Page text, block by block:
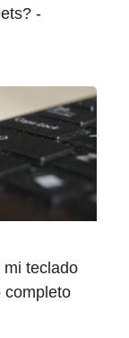
-
teclado
completo